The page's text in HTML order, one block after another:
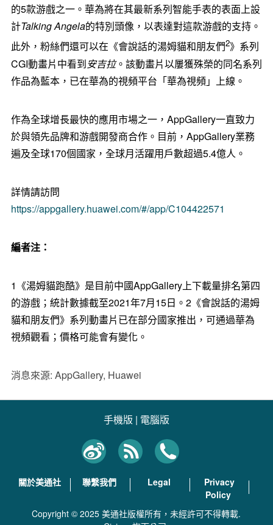
的5款游戲之一。華為將在其最新系列智能手表的表面上設
計Talking Angela的特別頭像，以表達對這款游戲的支持。
此外，粉絲們還可以在《會說話的湯姆貓和朋友們2》系列
CGI動畫片中看到安吉拉。該動畫片以屢獲殊榮的同名系列
作品為藍本，已在華為的視頻平台「華為視頻」上線。
作為全球增長最快的應用市場之一，AppGallery一直致力
於與領先品牌和游戲開發商合作。目前，AppGallery業務
遍及全球170個國家，全球月活躍用戶數超過5.4億人。
詳情請訪問
https://appgallery.huawei.com/#/app/C104422571
編者注：
1《湯姆貓跑酷》是目前中國AppGallery上下載量排名第四
的游戲；統計數據截至2021年7月15日。2《會說話的湯姆
貓和朋友們》系列動畫片已在部分國家推出，可通過華為
視頻觀看；價格可能會有變化。
消息來源: AppGallery, Huawei
手機版 | 電腦版
關於美通社 聯繫我們 Legal
Privacy
Policy
Copyright © 2025 美通社版權所有，未經許可不得轉載.